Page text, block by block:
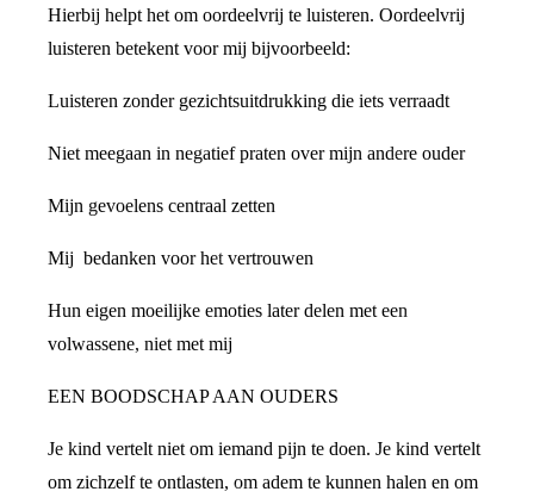
Hierbij helpt het om oordeelvrij te luisteren. Oordeelvrij
luisteren betekent voor mij bijvoorbeeld:
Luisteren zonder gezichtsuitdrukking die iets verraadt
Niet meegaan in negatief praten over mijn andere ouder
Mijn gevoelens centraal zetten
Mij bedanken voor het vertrouwen
Hun eigen moeilijke emoties later delen met een
volwassene, niet met mij
EEN BOODSCHAP AAN OUDERS
Je kind vertelt niet om iemand pijn te doen. Je kind vertelt
om zichzelf te ontlasten, om adem te kunnen halen en om